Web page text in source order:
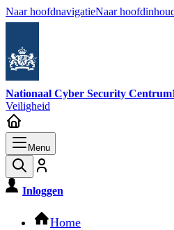
Naar hoofdnavigatieNaar
Nationaal Cyber Security Centrum
Veiligheid
Menu
Inloggen
Hoofdnavigatie
Home